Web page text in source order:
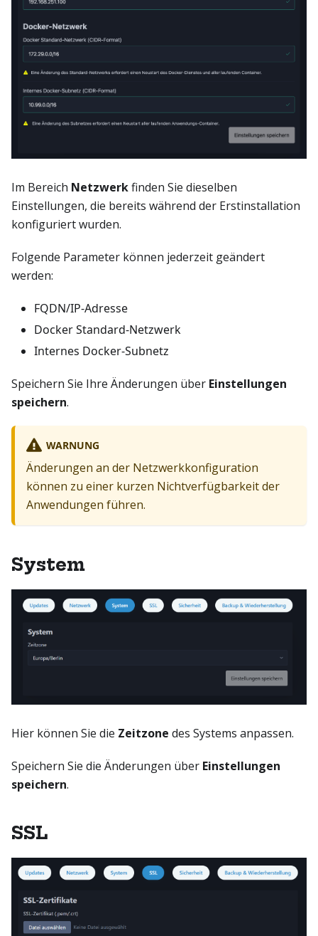
Im Bereich Netzwerkfinden Sie dieselben
Einstellungen, die bereits während der Erstinstallation
konfiguriert wurden.
Folgende Parameter können jederzeit geändert
werden:
FQDN/IP-Adresse
Docker Standard-Netzwerk
Internes Docker-Subnetz
Speichern Sie Ihre Änderungen über Einstellungen
speichern.
WARNUNG
Änderungen an der Netzwerkkonfiguration
können zu einer kurzen Nichtverfügbarkeit der
Anwendungen führen.
System
Hier können Sie die Zeitzone des Systems anpassen.
Speichern Sie die Änderungen über Einstellungen
speichern.
SSL